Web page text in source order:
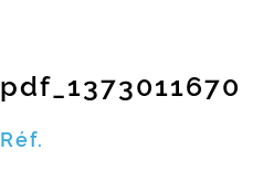
pdf_1373011670
Réf.